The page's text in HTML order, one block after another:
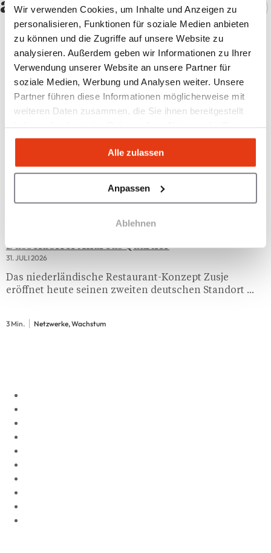
Wir verwenden Cookies, um Inhalte und Anzeigen zu
personalisieren, Funktionen für soziale Medien anbieten
zu können und die Zugriffe auf unsere Website zu
analysieren. Außerdem geben wir Informationen zu Ihrer
Verwendung unserer Website an unsere Partner für
soziale Medien, Werbung und Analysen weiter. Unsere
Partner führen diese Informationen möglicherweise mit
weiteren Daten zusammen, die Sie ihnen bereitgestellt
gesammelt haben.
Alle zulassen
Anpassen
Ablehnen
auch gefallen!
Düsseldorfer Andreas Quartier
31. JULI 2026
Das niederländische Restaurant-Konzept Zusje
eröffnet heute seinen zweiten deutschen Standort ...
3 Min. Netzwerke, Wachstum